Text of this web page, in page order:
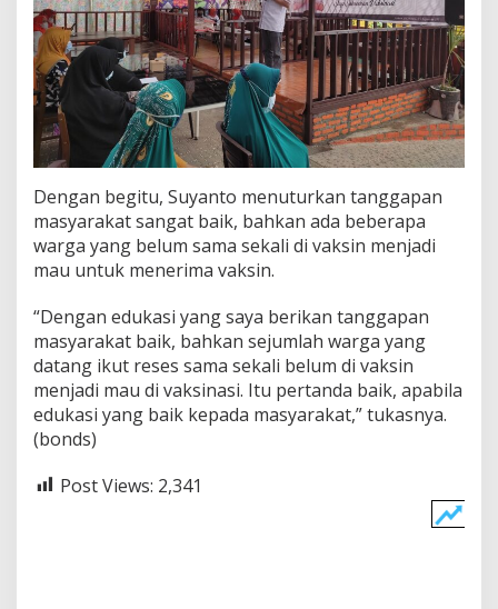
Dengan begitu, Suyanto menuturkan tanggapan
masyarakat sangat baik, bahkan ada beberapa
warga yang belum sama sekali di vaksin menjadi
mau untuk menerima vaksin.
“Dengan edukasi yang saya berikan tanggapan
masyarakat baik, bahkan sejumlah warga yang
datang ikut reses sama sekali belum di vaksin
menjadi mau di vaksinasi. Itu pertanda baik, apabila
edukasi yang baik kepada masyarakat,” tukasnya.
(bonds)
Post Views: 2,341